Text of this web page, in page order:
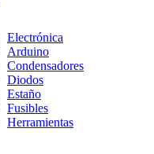
Electrónica
Arduino
Condensadores
Diodos
Estaño
Fusibles
Herramientas